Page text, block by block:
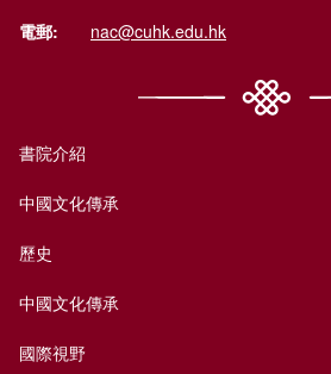
電郵: nac@cuhk.edu.hk
書院介紹
中國文化傳承
歷史
中國文化傳承
國際視野